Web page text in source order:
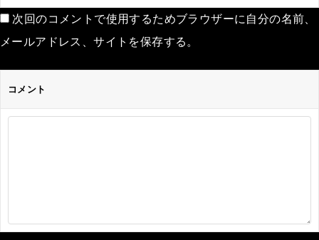
次回のコメントで使用するためブラウザーに自分の名前、
メールアドレス、サイトを保存する。
コメント